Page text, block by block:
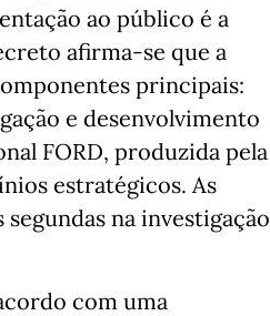
ao público é a
afirma-se que a
principais:
e desenvolvimento
FORD, produzida pela
estratégicos. As
na investigação
com uma